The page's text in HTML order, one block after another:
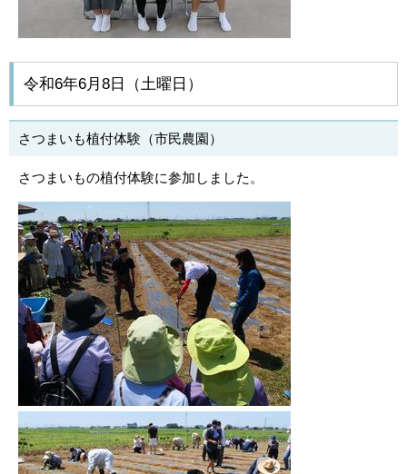
令和6年6月8日（土曜日）
さつまいも植付体験（市民農園）
さつまいもの植付体験に参加しました。